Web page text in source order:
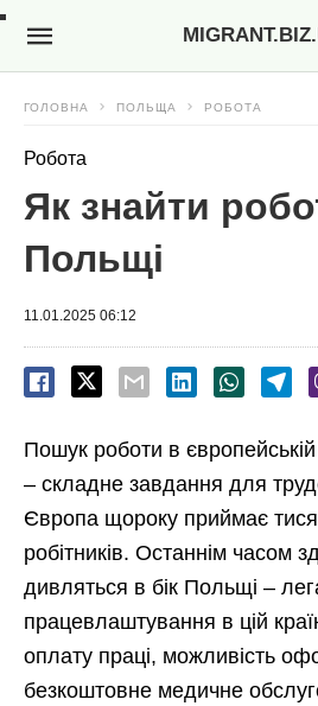
ГОЛОВНА ПОЛЬЩА РОБОТА
Робота
Як знайти
Польщі
11.01.2025 06:12
Пошук роботи в європейській
– складне завдання для
Європа щороку приймає
робітників. Останнім часом
дивляться в бік Польщі –
працевлаштування в цій
оплату праці, можливість
безкоштовне медичне